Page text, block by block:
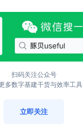
扫码关注公众号
多数字基建干货与效率工具
立即关注